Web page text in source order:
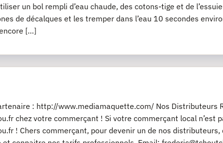
un bol rempli d’eau chaude, des cotons-tige et de
de décalques et les tremper dans l’eau 10 secondes
[…]
: http://www.mediamaquette.com/ Nos Distributeurs
chez votre commerçant ! Si votre commerçant local n’est
! Chers commerçant, pour devenir un de nos